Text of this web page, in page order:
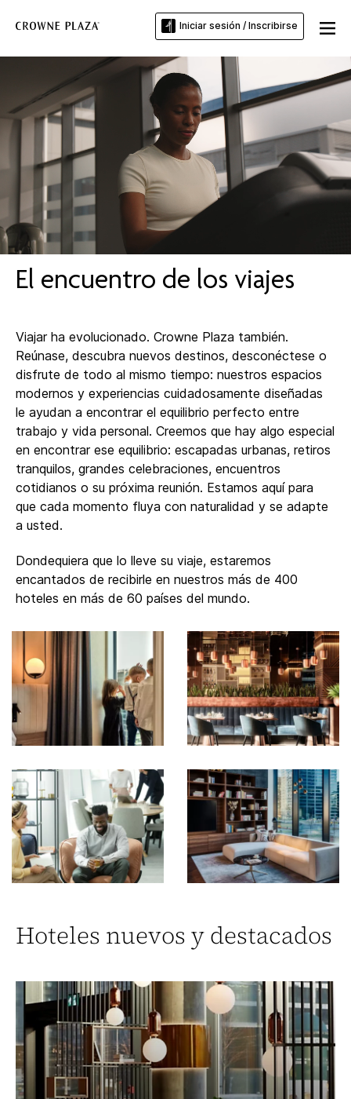
Iniciar sesión / Inscribirse
100.00%
El encuentro de los viajes
Viajar ha evolucionado. Crowne Plaza también.
Reúnase, descubra nuevos destinos, desconéctese o
disfrute de todo al mismo tiempo: nuestros espacios
modernos y experiencias cuidadosamente diseñadas
le ayudan a encontrar el equilibrio perfecto entre
trabajo y vida personal. ​​Creemos que hay algo especial
en encontrar ese equilibrio: escapadas urbanas, retiros
tranquilos, grandes celebraciones, encuentros
cotidianos o su próxima reunión. Estamos aquí para
que cada momento fluya con naturalidad y se adapte
a usted.
Dondequiera que lo lleve su viaje, estaremos
encantados de recibirle en nuestros más de 400
hoteles en más de 60 países del mundo.
Hoteles nuevos y destacados